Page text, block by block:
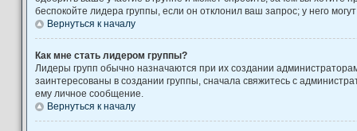
беспокойте лидера группы, если он отклонил ваш запрос; у него
Вернуться к началу
Как мне стать лидером группы?
Лидеры групп обычно назначаются при их создании
заинтересованы в создании группы, сначала свяжитесь с
ему личное сообщение.
Вернуться к началу